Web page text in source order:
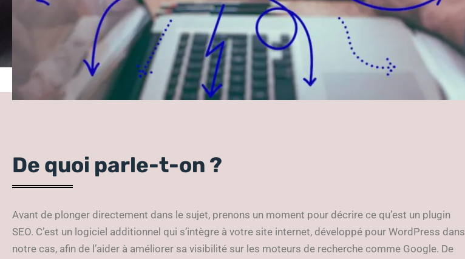
De quoi parle-t-on ?
Avant de plonger directement dans le sujet, prenons un moment pour décrire ce qu’est un plugin
SEO. C’est un logiciel additionnel qui s’intègre à votre site internet, développé pour WordPress dans
notre cas, afin de l’aider à améliorer sa visibilité sur les moteurs de recherche comme Google. De